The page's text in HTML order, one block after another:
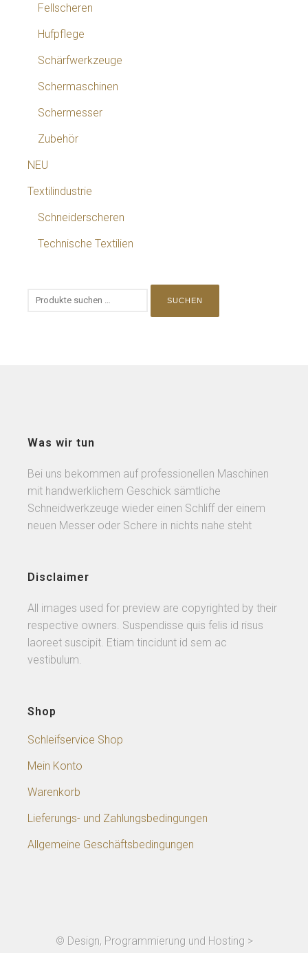
Fellscheren
Hufpflege
Schärfwerkzeuge
Schermaschinen
Schermesser
Zubehör
NEU
Textilindustrie
Schneiderscheren
Technische Textilien
SUCHEN
Was wir tun
Bei uns bekommen auf professionellen Maschinen
mit handwerklichem Geschick sämtliche
Schneidwerkzeuge wieder einen Schliff der einem
neuen Messer oder Schere in nichts nahe steht
Disclaimer
All images used for preview are copyrighted by their
respective owners. Suspendisse quis felis id risus
laoreet suscipit. Etiam tincidunt id sem ac
vestibulum.
Shop
Schleifservice Shop
Mein Konto
Warenkorb
Lieferungs- und Zahlungsbedingungen
Allgemeine Geschäftsbedingungen
© Design, Programmierung und Hosting >